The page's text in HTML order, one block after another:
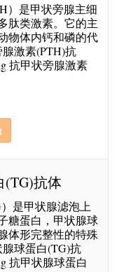
）是甲状旁腺主细
肽类激素。它的主
物体内钙和磷的代
激素(PTH)抗
抗甲状旁腺激素
(TG)抗体
是甲状腺滤泡上
糖蛋白，甲状腺球
体形完整性的特殊
球蛋白(TG)抗
抗甲状腺球蛋白